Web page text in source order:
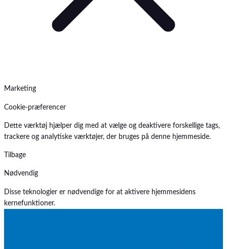
Marketing
Cookie-præferencer
Dette værktøj hjælper dig med at vælge og deaktivere forskellige tags,
trackere og analytiske værktøjer, der bruges på denne hjemmeside.
Tilbage
Nødvendig
Disse teknologier er nødvendige for at aktivere hjemmesidens
kernefunktioner.